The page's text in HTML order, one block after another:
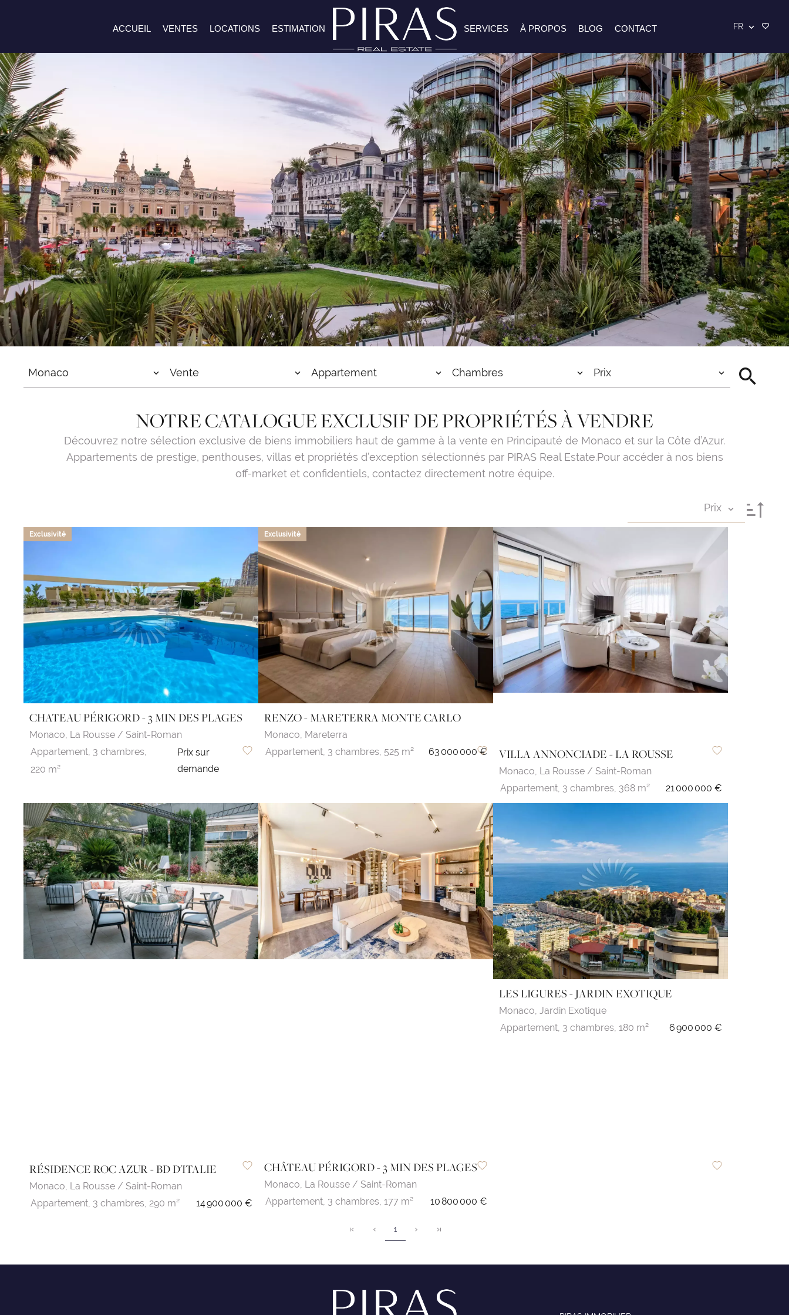
ACCUEIL VENTES LOCATIONS ESTIMATION SERVICES À PROPOS BLOG CONTACT FR
Monaco Vente Appartement Chambres Prix
NOTRE CATALOGUE EXCLUSIF DE PROPRIÉTÉS À VENDRE
Découvrez notre sélection exclusive de biens immobiliers haut de gamme à la vente en Principauté de Monaco et sur la Côte d’Azur.
Appartements de prestige, penthouses, villas et propriétés d’exception sélectionnés par PIRAS Real Estate.Pour accéder à nos biens
off-market et confidentiels, contactez directement notre équipe.
Prix
Exclusivité
CHATEAU PÉRIGORD - 3 MIN DES PLAGES
Monaco, La Rousse / Saint-Roman
Appartement, 3 chambres,
220 m²
Prix sur
demande
Exclusivité
RENZO - MARETERRA MONTE CARLO
Monaco, Mareterra
Appartement, 3 chambres, 525 m² 63 000 000 € VILLA ANNONCIADE - LA ROUSSE
Monaco, La Rousse / Saint-Roman
Appartement, 3 chambres, 368 m² 21 000 000 €
RÉSIDENCE ROC AZUR - BD D'ITALIE
Monaco, La Rousse / Saint-Roman
Appartement, 3 chambres, 290 m² 14 900 000 €
CHÂTEAU PÉRIGORD - 3 MIN DES PLAGES
Monaco, La Rousse / Saint-Roman
Appartement, 3 chambres, 177 m² 10 800 000 €
LES LIGURES - JARDIN EXOTIQUE
Monaco, Jardin Exotique
Appartement, 3 chambres, 180 m² 6 900 000 €
1